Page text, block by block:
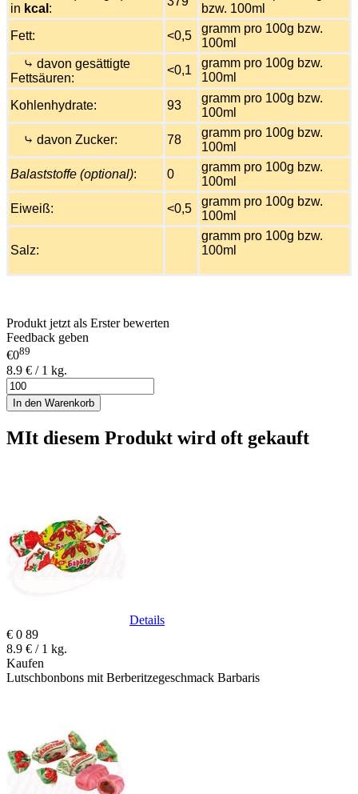
in kcal :
bzw. 100ml
Fett:
<0,5
gramm pro 100g bzw.
100ml
⤷ davon gesättigte
Fettsäuren:
<0,1
gramm pro 100g bzw.
100ml
Kohlenhydrate: 93
gramm pro 100g bzw.
100ml
⤷ davon Zucker:
78
gramm pro 100g bzw.
100ml
Balaststoffe (optional): 0
gramm pro 100g bzw.
100ml
Eiweiß:
<0,5
gramm pro 100g bzw.
100ml
Salz:
gramm pro 100g bzw.
100ml
Produkt jetzt als Erster bewerten
Feedback geben
€089
8.9 € / 1 kg.
In den Warenkorb
MIt diesem Produkt wird oft gekauft
Details
€ 0 89
8.9 € / 1 kg.
Kaufen
Lutschbonbons mit Berberitzegeschmack Barbaris